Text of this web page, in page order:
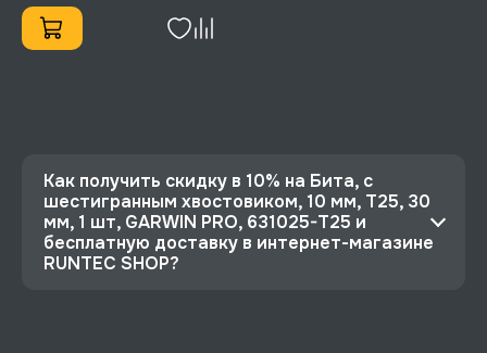
Как получить скидку в 10% на Бита, с
шестигранным хвостовиком, 10 мм, T25, 30
мм, 1 шт, GARWIN PRO, 631025-T25 и
бесплатную доставку в интернет-магазине
RUNTEC SHOP?